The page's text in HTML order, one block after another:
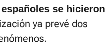
se hicieron
ya prevé dos